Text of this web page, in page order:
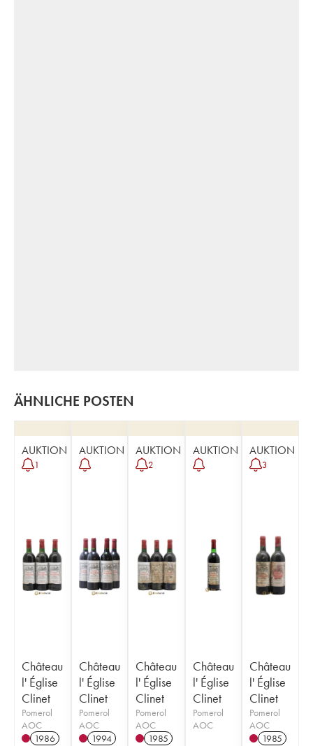
ÄHNLICHE POSTEN
AUKTION
1
Château
l' Église
Clinet
Pomerol
AOC
1986
AUKTION
Château
l' Église
Clinet
Pomerol
AOC
1994
AUKTION
2
Château
l' Église
Clinet
Pomerol
AOC
1985
AUKTION
Château
l' Église
Clinet
Pomerol
AOC
AUKTION
3
Château
l' Église
Clinet
Pomerol
AOC
1985